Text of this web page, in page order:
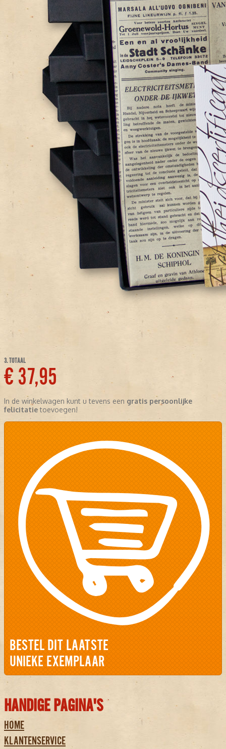
3. TOTAAL
€ 37,95
In de winkelwagen kunt u tevens een gratis persoonlijke
felicitatietoevoegen!
BESTEL DIT LAATSTE
UNIEKE EXEMPLAAR
HANDIGE PAGINA'S
HOME
KLANTENSERVICE